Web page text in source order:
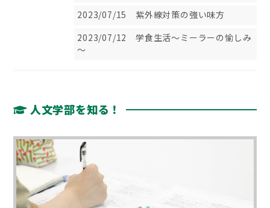
2023/07/15 紫外線対策の強い味方
2023/07/12 学食生活～ミーラーの愉しみ
～
人文学部を知る！